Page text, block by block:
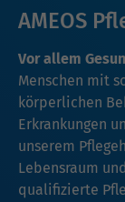
AMEOS
Vor allem
Menschen mit
körperlichen
Erkrankungen
unserem
Lebensraum
qualifizierte